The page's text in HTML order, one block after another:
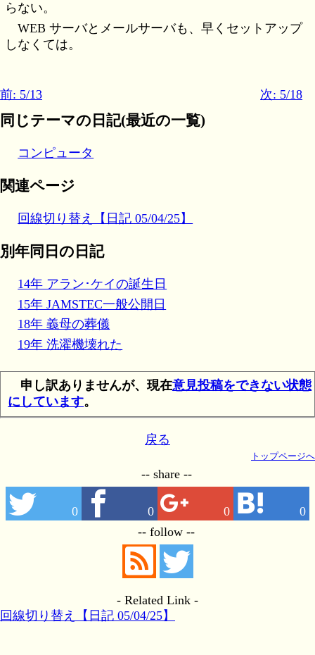
らない。
WEB サーバとメールサーバも、早くセットアップ
しなくては。
前: 5/13 次: 5/18
同じテーマの日記(最近の一覧)
コンピュータ
関連ページ
回線切り替え【日記 05/04/25】
別年同日の日記
14年 アラン･ケイの誕生日
15年 JAMSTEC一般公開日
18年 義母の葬儀
19年 洗濯機壊れた
申し訳ありませんが、現在意見投稿をできない状態
にしています。
戻る
トップページへ
-- share --
0 0 0 0
-- follow --
- Related Link -
回線切り替え【日記 05/04/25】